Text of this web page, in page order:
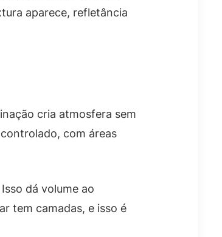
aparece, refletância
cria atmosfera sem
com áreas
dá volume ao
tem camadas, e isso é